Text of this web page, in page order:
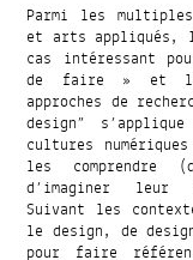
Parmi les
et arts appliqués,
cas intéressant
de faire » et la
approches de
design”
cultures
les comprendre
d’imaginer leur
Suivant les
le design, de
pour faire